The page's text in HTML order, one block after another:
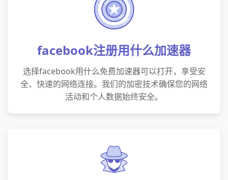
facebook注册用什么加速器
选择facebook用什么免费加速器可以打开，享受安
全、快速的网络连接。我们的加密技术确保您的网络
活动和个人数据始终安全。